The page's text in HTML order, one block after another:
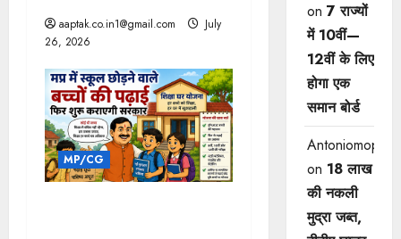
o
n
aaptak.co.in1@gmail.com
July
26, 2026
MP/CG
on 7 राज्यों
में 10वीं—
12वीं ​के लिए
होगा एक
समान बोर्ड
Antoniomop
on 18 लाख
की नकली
मुद्रा जब्त,